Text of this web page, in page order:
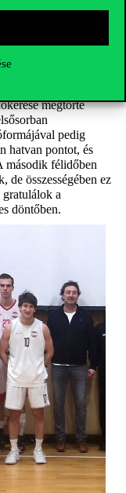
ez most sikerült
szeretnék szakmai
felkészülni a
megtörte
pedig
hatvan pontot, és
második félidőben
összességében ez
gratulálok a
döntőben.